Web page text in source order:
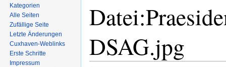
DSAG.jpg
Kategorien
Alle Seiten
Zufällige Seite
Letzte Änderungen
Cuxhaven-Weblinks
Erste Schritte
Impressum